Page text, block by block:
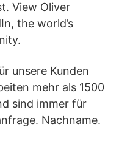
View Oliver
the world’s
unsere Kunden
mehr als 1500
sind immer für
Nachname.